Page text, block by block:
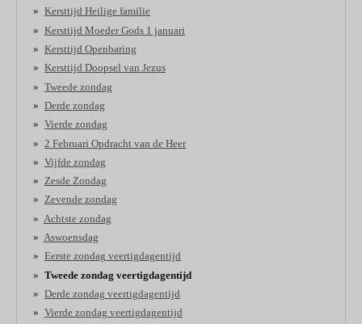
Kersttijd Heilige familie
Kersttijd Moeder Gods 1 januari
Kersttijd Openbaring
Kersttijd Doopsel van Jezus
Tweede zondag
Derde zondag
Vierde zondag
2 Februari Opdracht van de Heer
Vijfde zondag
Zesde Zondag
Zevende zondag
Achtste zondag
Aswoensdag
Eerste zondag veertigdagentijd
Tweede zondag veertigdagentijd
Derde zondag veertigdagentijd
Vierde zondag veertigdagentijd